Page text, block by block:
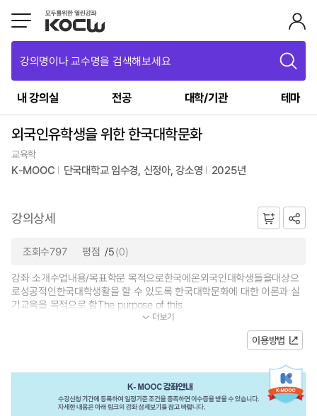
강의명이나 교수명을 검색해보세요
내 강의실 전공 대학/기관 테마
외국인유학생을 위한 한국대학문화
교육학
K-MOOC 단국대학교 임수경, 신정아, 강소영 2025년
강의상세
조회수797 평점 /5(0)
강좌 소개수업내용/목표학문 목적으로한국에온외국인대학생들을대상으
로성공적인한국대학생활을 할 수 있도록 한국대학문화에 대한 이론과 실
기교육을 목적으로 함The purpose of this
courseistoprovidetheoreticalandpracticaleducation onKoreanuni...
더보기
이용방법